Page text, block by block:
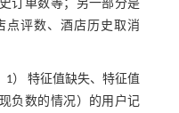
订单数等；另一部分是
点评数、酒店历史取消
） 特征值缺失、特征值
负数的情况）的用户记